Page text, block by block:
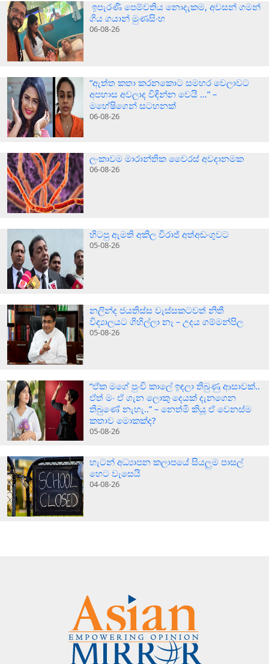
ඉපැරණි පෙම්වතිය නොදැකම, අවසන් ගමන්
ගිය ගයාන් මුණසිංහ
06-08-26
“ඇත්ත කතා කරනකොට සමහර වෙලාවට
අපහාස අවලාද විඳින්න වෙයි …” –
මහේෂිගෙන් සටහනක්
06-08-26
ලංකාවම මාරාන්තික වෛරස් අවදානමක
06-08-26
හිටපු ඇමති අකිල විරාජ් අත්අඩංගුවට
05-08-26
නලින්ද ජයතිස්ස වැස්සකටවත් නිතී
විද්‍යාලයට ගිහිල්ලා නෑ – උදය ගම්මන්පිල
05-08-26
“ඒක මගේ පුංචි කාලේ ඉඳලා තිබුණු ආසාවක්..
ඒත් මං ඒ ගැන ලොකු දෙයක් දැනගෙන
තිබුණේ නැහැ..” – නෙත්මි කියූ ඒ වෙනස්ම
කතාව මොකක්ද?
05-08-26
හැටන් අධ්‍යාපන කලාපයේ සියලුම පාසල්
හෙට වැසෙයි
04-08-26